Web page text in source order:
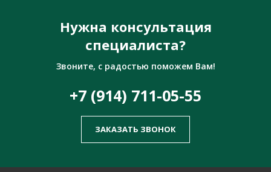
Нужна консультация
специалиста?
Звоните, с радостью поможем Вам!
+7 (914) 711-05-55
ЗАКАЗАТЬ ЗВОНОК